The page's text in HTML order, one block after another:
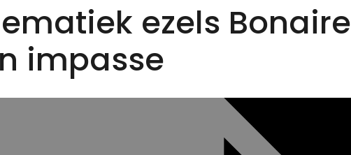
ezels Bonaire
impasse